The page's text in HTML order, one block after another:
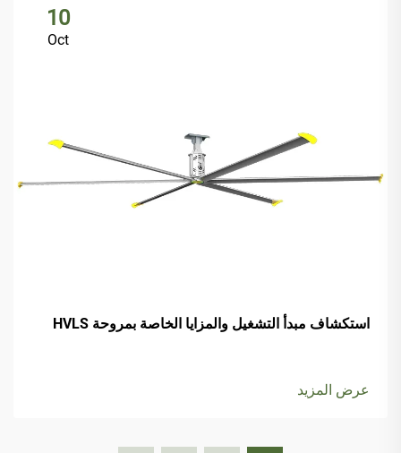
10
Oct
استكشاف مبدأ التشغيل والمزايا الخاصة بمروحة HVLS
عرض المزيد